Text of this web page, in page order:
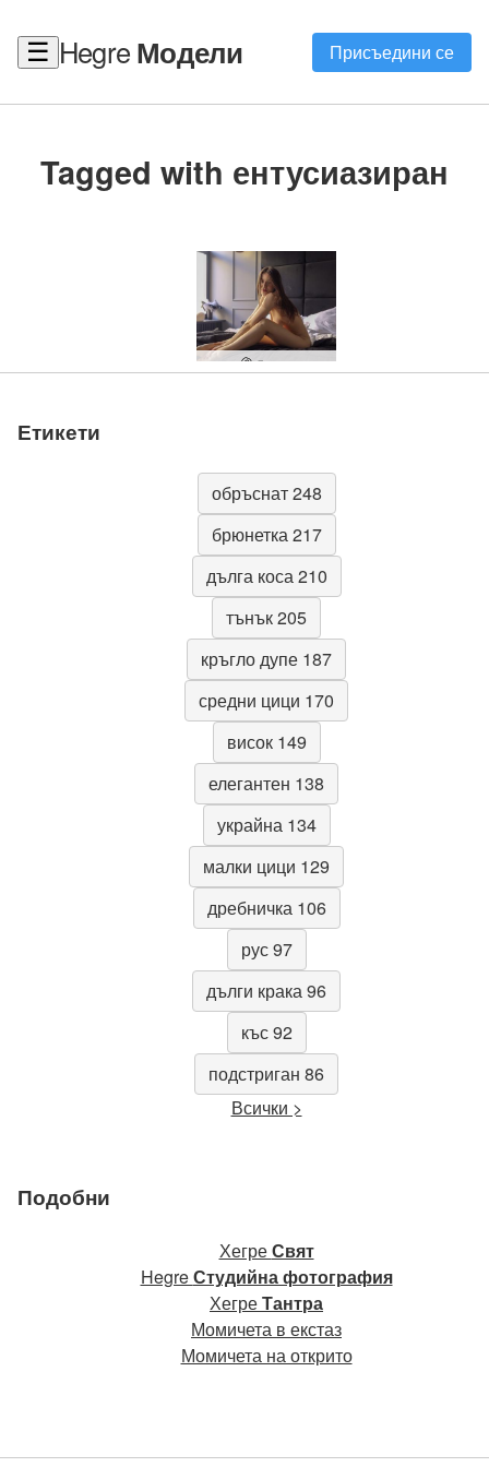
☰ HegreМодели Присъедини се
Tagged with ентусиазиран
Диана
Етикети
обръснат 248
брюнетка 217
дълга коса 210
тънък 205
кръгло дупе 187
средни цици 170
висок 149
елегантен 138
украйна 134
малки цици 129
дребничка 106
рус 97
дълги крака 96
къс 92
подстриган 86
Всички >
Подобни
ХегреСвят
HegreСтудийна фотография
ХегреТантра
Момичета в екстаз
Момичета на открито